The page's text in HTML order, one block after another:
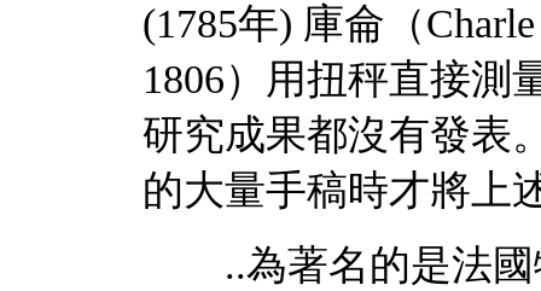
(1785年) 庫侖（
1806）用扭秤直接測
研究成果都沒有發表
的大量手稿時才將上
..為著名的是法國